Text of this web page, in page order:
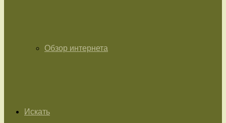
Обзор интернета
Искать